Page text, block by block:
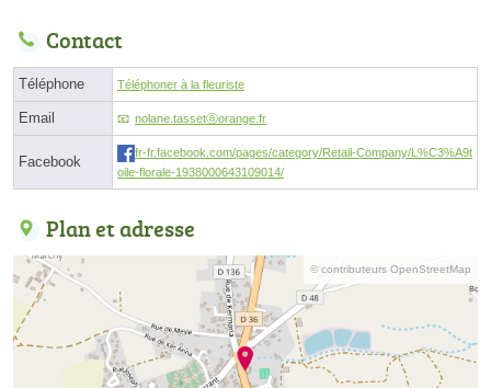
Contact
Téléphone Téléphoner à la fleuriste
Email nolane.tassetⓐorange.fr
Facebook
fr-fr.facebook.com/pages/category/Retail-Company/L%C3%A9t
oile-florale-1938000643109014/
Plan et adresse
© contributeurs OpenStreetMap